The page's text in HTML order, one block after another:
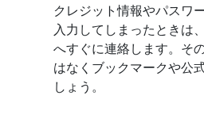
クレジット情報やパスワ
入力してしまったときは
へすぐに連絡します。そ
はなくブックマークや公
しょう。